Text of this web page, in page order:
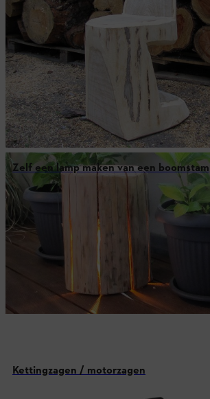
Zelf een lamp maken van een boomstam
Kettingzagen / motorzagen